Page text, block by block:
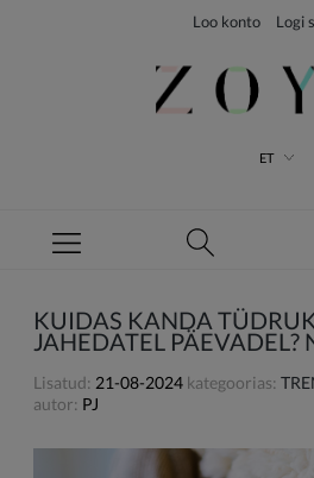
Loo konto Logi
ET
KUIDAS KANDA
JAHEDATEL PÄEVADEL?
Lisatud: 21-08-2024 kategoorias:
autor: PJ